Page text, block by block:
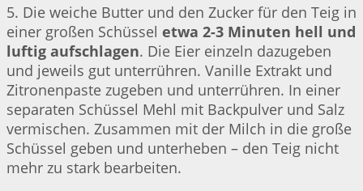
5. Die weiche Butter und den Zucker für den Teig in
einer großen Schüssel etwa 2-3 Minuten hell und
luftig aufschlagen. Die Eier einzeln dazugeben
und jeweils gut unterrühren. Vanille Extrakt und
Zitronenpaste zugeben und unterrühren. In einer
separaten Schüssel Mehl mit Backpulver und Salz
vermischen. Zusammen mit der Milch in die große
Schüssel geben und unterheben – den Teig nicht
mehr zu stark bearbeiten.